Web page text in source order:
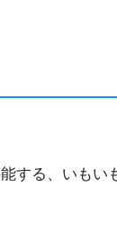
する、いもい